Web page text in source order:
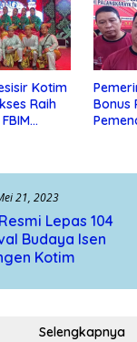
Kotim
Raih
Bonus
21, 2023
Lepas 104
Budaya Isen
Kotim
Selengkapnya